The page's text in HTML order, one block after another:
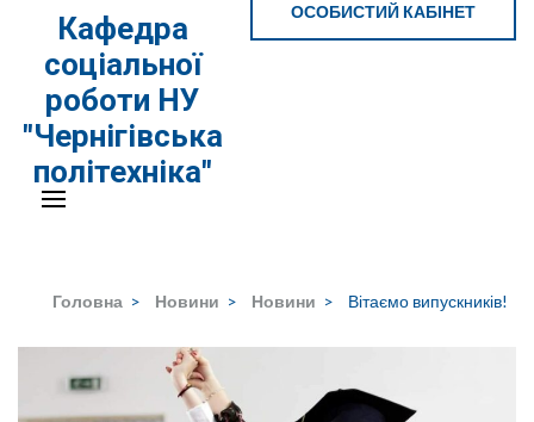
Кафедра
соціальної
роботи НУ
"Чернігівська
політехніка"
ОСОБИСТИЙ КАБІНЕТ
Головна > Новини > Новини > Вітаємо випускників!